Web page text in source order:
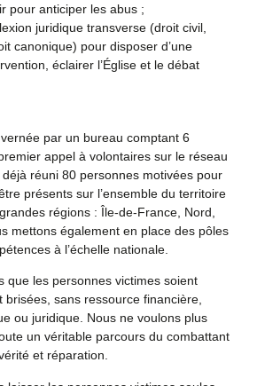
pour anticiper les abus ;
juridique transverse (droit civil,
canonique) pour disposer d’une
éclairer l’Église et le débat
par un bureau comptant 6
appel à volontaires sur le réseau
réuni 80 personnes motivées pour
présents sur l’ensemble du territoire
régions : Île-de-France, Nord,
mettons également en place des pôles
à l’échelle nationale.
que les personnes victimes soient
brisées, sans ressource financière,
ou juridique. Nous ne voulons plus
un véritable parcours du combattant
et réparation.